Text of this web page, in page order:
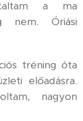
a ma
nem. Óriási
tréning óta
előadásra.
nagyon